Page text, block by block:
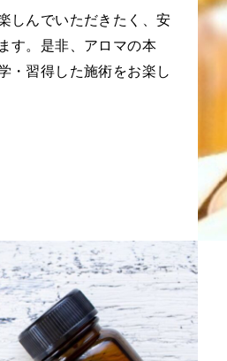
しんでいただきたく、安
す。是非、アロマの本
・習得した施術をお楽し